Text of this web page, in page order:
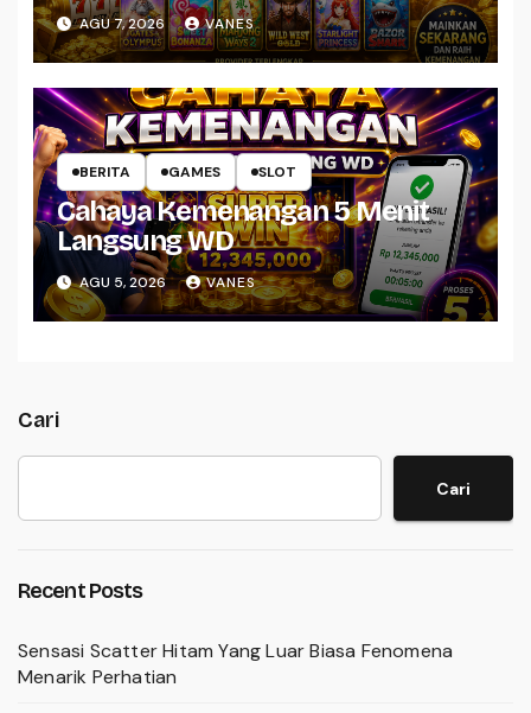
AGU 7, 2026 VANES
BERITA GAMES SLOT
Cahaya Kemenangan 5 Menit
Langsung WD
AGU 5, 2026 VANES
Cari
Cari
Recent Posts
Sensasi Scatter Hitam Yang Luar Biasa Fenomena
Menarik Perhatian